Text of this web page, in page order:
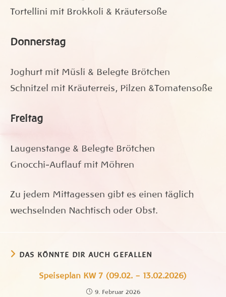
Tortellini mit Brokkoli & Kräutersoße
Donnerstag
Joghurt mit Müsli & Belegte Brötchen
Schnitzel mit Kräuterreis, Pilzen &Tomatensoße
Freitag
Laugenstange & Belegte Brötchen
Gnocchi-Auflauf mit Möhren
Zu jedem Mittagessen gibt es einen täglich
wechselnden Nachtisch oder Obst.
DAS KÖNNTE DIR AUCH GEFALLEN
Speiseplan KW 7 (09.02. – 13.02.2026)
9. Februar 2026